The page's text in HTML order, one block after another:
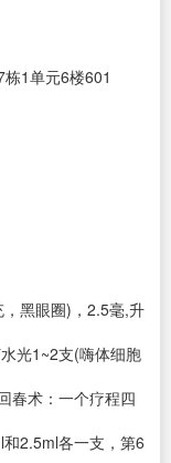
1单元6楼601
黑眼圈)，2.5毫,升
光1~2支(嗨体细胞
春术：一个疗程四
2.5ml各一支，第6